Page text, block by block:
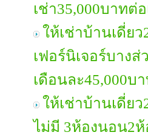
เช่า35,000บาทต่
ให้เช่าบ้านเดี่ย
เฟอร์นิเจอร์บาง
เดือนละ45,000บ
ให้เช่าบ้านเดี่ย
ไม่มี 3ห้องนอน2ห้